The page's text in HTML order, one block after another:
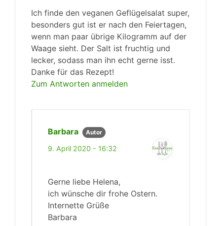
Ich finde den veganen Geflügelsalat super,
besonders gut ist er nach den Feiertagen,
wenn man paar übrige Kilogramm auf der
Waage sieht. Der Salt ist fruchtig und
lecker, sodass man ihn echt gerne isst.
Danke für das Rezept!
Zum Antworten anmelden
Barbara Autor
9. April 2020 - 16:32
Gerne liebe Helena,
ich wünsche dir frohe Ostern.
Internette Grüße
Barbara